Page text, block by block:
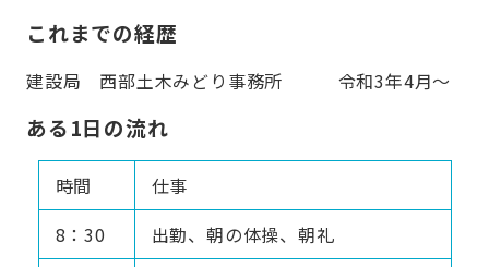
これまでの経歴
建設局 西部土木みどり事務所 令和3年4月～
ある1日の流れ
時間
仕事
8：30
出勤、朝の体操、朝礼